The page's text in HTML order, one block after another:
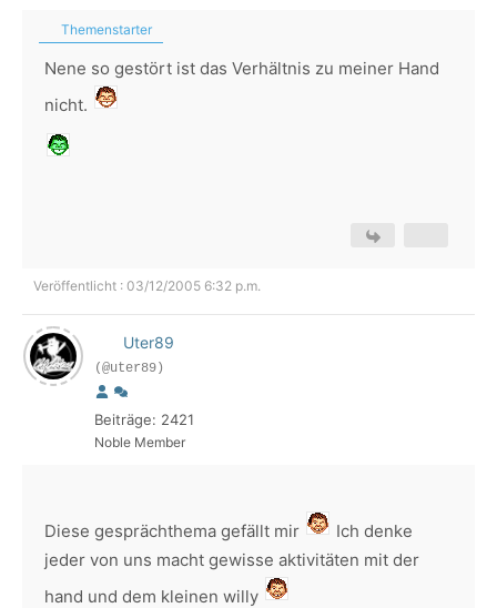
Themenstarter
Nene so gestört ist das Verhältnis zu meiner Hand
nicht.
Veröffentlicht : 03/12/2005 6:32 p.m.
Uter89
(@uter89)
Beiträge: 2421
Noble Member
Diese gesprächthema gefällt mir
Ich denke
jeder von uns macht gewisse aktivitäten mit der
hand und dem kleinen willy